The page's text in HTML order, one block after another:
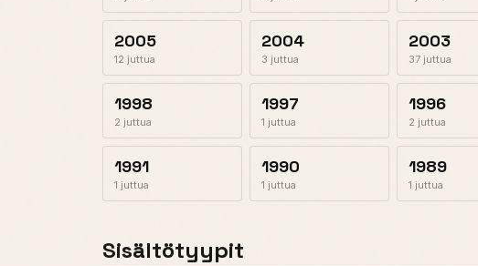
2005
12 juttua
2004
3 juttua
2003
37 juttua
1998
2 juttua
1997
1 juttua
1996
2 juttua
1991
1 juttua
1990
1 juttua
1989
1 juttua
Sisältötyypit